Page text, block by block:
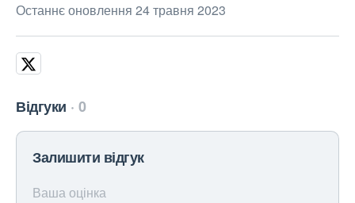
Останнє оновлення 24 травня 2023
Відгуки 0
Залишити відгук
Ваша оцінка